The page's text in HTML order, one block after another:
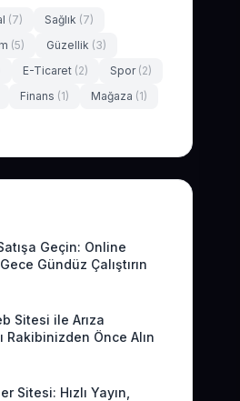
(7) Sağlık (7)
(5) Güzellik (3)
E-Ticaret (2) Spor (2)
Finans (1) Mağaza (1)
Geçin: Online
Gündüz Çalıştırın
Sitesi ile Arıza
Rakibinizden Önce Alın
Sitesi: Hızlı Yayın,